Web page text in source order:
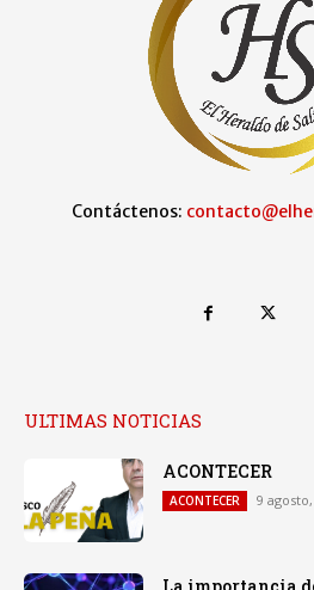
Contáctenos:
ULTIMAS NOTICIAS
ACONTECER
ACONTECER 9